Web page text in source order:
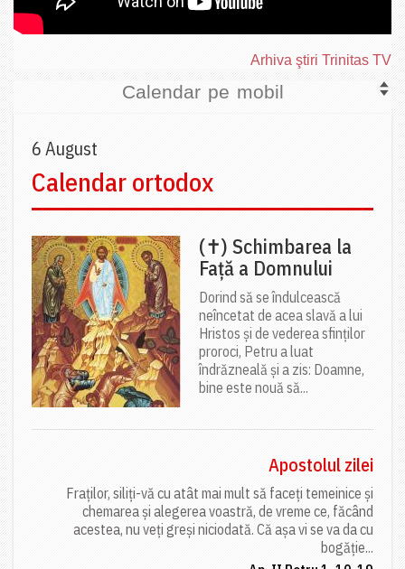
Arhiva ştiri Trinitas TV
Calendar pe mobil
6 August
Calendar ortodox
(✝) Schimbarea la
Față a Domnului
Dorind să se îndulcească
neîncetat de acea slavă a lui
Hristos și de vederea sfinților
proroci, Petru a luat
îndrăzneală și a zis: Doamne,
bine este nouă să...
Apostolul zilei
Fraților, siliți-vă cu atât mai mult să faceți temeinice și
chemarea și alegerea voastră, de vreme ce, făcând
acestea, nu veți greși niciodată. Că așa vi se va da cu
bogăție...